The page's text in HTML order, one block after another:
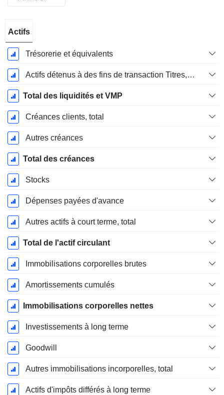
Fiscale:
Mars
Actifs
Trésorerie et équivalents
Actifs détenus à des fins de transaction Titres, totalActifs détenus à des fins de transactions (Trading), Total.
Total des liquidités et VMP
Créances clients, total
Autres créances
Total des créances
Stocks
Dépenses payées d'avance
Autres actifs à court terme, total
Total de l'actif circulant
Immobilisations corporelles brutes
Amortissements cumulés
Immobilisations corporelles nettes
Investissements à long terme
Goodwill
Autres immobilisations incorporelles, total
Actifs d'impôts différés à long terme